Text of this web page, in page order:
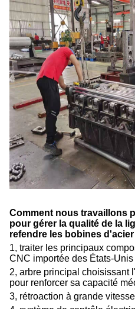
Comment nous travaillons
pour gérer la qualité de la
refendre les bobines d'acier
1, traiter les principaux
CNC importée des États-Unis
2, arbre principal choisissant
pour renforcer sa capacité
3, rétroaction à grande